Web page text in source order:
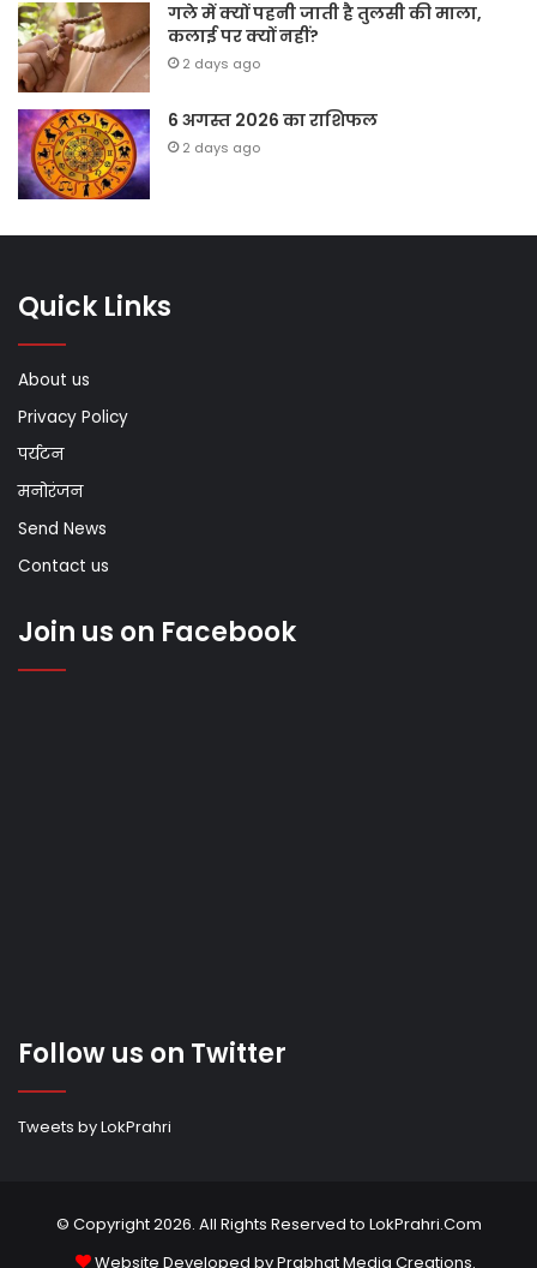
गले में क्यों पहनी जाती है तुलसी की माला,
कलाई पर क्यों नहीं?
2 days ago
6 अगस्त 2026 का राशिफल
2 days ago
Quick Links
About us
Privacy Policy
पर्यटन
मनोरंजन
Send News
Contact us
Join us on Facebook
Follow us on Twitter
Tweets by LokPrahri
© Copyright 2026. All Rights Reserved to LokPrahri.Com
Website Developed byPrabhat Media Creations.